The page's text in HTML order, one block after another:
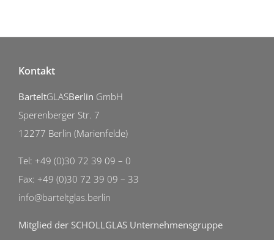
Kontakt
BarteltGLASBerlin GmbH
Sperenberger Str. 7
12277 Berlin (Marienfelde)
Tel: +49 (0)30 72 39 09 – 0
Fax: +49 (0)30 72 39 09 – 33
info@barteltglas.berlin
Mitglied der SCHOLLGLAS Unternehmensgruppe